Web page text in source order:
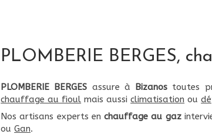
PLOMBERIE BERGES,
PLOMBERIE BERGES assure à Bizanos toutes
chauffage au fioul mais aussiclimatisation ou
Nos artisans experts enchauffage au gaz
ouGan.